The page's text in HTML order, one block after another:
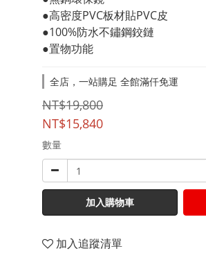
●高密度PVC板材貼PVC皮
●100%防水不鏽鋼鉸鏈
●置物功能
全店，一站購足 全館滿仟免運
NT$19,800
NT$15,840
數量
加入購物車
加入追蹤清單